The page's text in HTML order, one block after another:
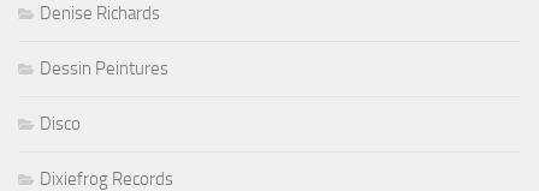
Denise Richards
Dessin Peintures
Disco
Dixiefrog Records